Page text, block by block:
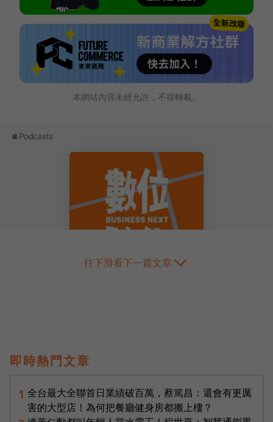
本網站內容未經允許，不得轉載。
往下滑看下一篇文章
即時熱門文章
1 全台最大全聯首日業績破百萬，蔡篤昌：還會有更厲
害的大型店！為何把餐廳健身房都搬上樓？